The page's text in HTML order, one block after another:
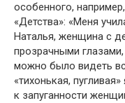
особенного,
«Детства»: «Меня
Наталья, женщина с
прозрачными
можно было видеть
«тихонькая,
к запуганности